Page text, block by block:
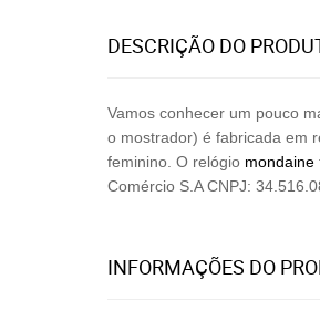
DESCRIÇÃO DO
Vamos conhecer um pouco
o mostrador) é fabricada em
feminino. O relógio mondaine
Comércio S.A CNPJ:
INFORMAÇÕES DO